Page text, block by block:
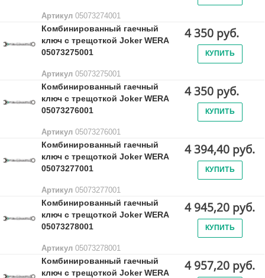
Артикул 05073274001
Комбинированный гаечный
ключ с трещоткой Joker WERA
05073275001
Артикул 05073275001
4 350 руб.
КУПИТЬ
Комбинированный гаечный
ключ с трещоткой Joker WERA
05073276001
Артикул 05073276001
4 350 руб.
КУПИТЬ
Комбинированный гаечный
ключ с трещоткой Joker WERA
05073277001
Артикул 05073277001
4 394,40 руб.
КУПИТЬ
Комбинированный гаечный
ключ с трещоткой Joker WERA
05073278001
Артикул 05073278001
4 945,20 руб.
КУПИТЬ
Комбинированный гаечный
ключ с трещоткой Joker WERA
4 957,20 руб.